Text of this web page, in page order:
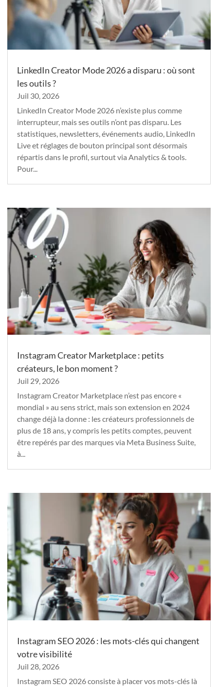
LinkedIn Creator Mode 2026 a disparu : où sont
les outils ?
Juil 30, 2026
LinkedIn Creator Mode 2026 n’existe plus comme
interrupteur, mais ses outils n’ont pas disparu. Les
statistiques, newsletters, événements audio, LinkedIn
Live et réglages de bouton principal sont désormais
répartis dans le profil, surtout via Analytics & tools.
Pour...
Instagram Creator Marketplace : petits
créateurs, le bon moment ?
Juil 29, 2026
Instagram Creator Marketplace n’est pas encore «
mondial » au sens strict, mais son extension en 2024
change déjà la donne : les créateurs professionnels de
plus de 18 ans, y compris les petits comptes, peuvent
être repérés par des marques via Meta Business Suite,
à...
Instagram SEO 2026 : les mots-clés qui changent
votre visibilité
Juil 28, 2026
Instagram SEO 2026 consiste à placer vos mots-clés là